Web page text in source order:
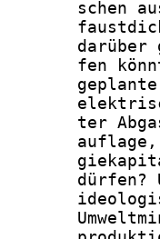
schen
darüber
fen
ter
dürfen?